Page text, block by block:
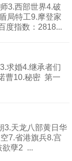
3.西部世界4.破
局特工9.摩登家
度指数：2818...
求婚4.继承者们
曹10.秘密 第一
3.天龙八部黄日华
7.省港旗兵8.宫
欲孽2 ...